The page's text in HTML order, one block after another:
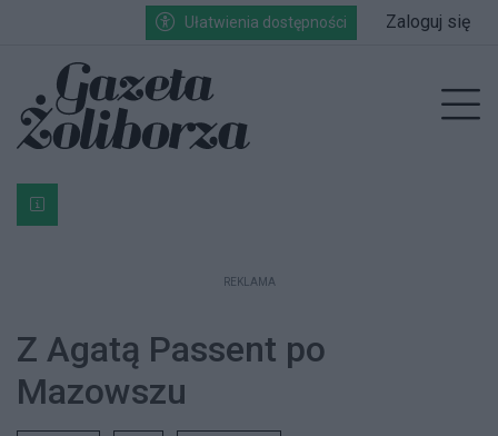
Przejdź do głównych treści
Przejdź do wyszukiwarki
Przejdź do głównego menuUłatwienia dostępności Zaloguj się
Bardzo ważna informacja dla podatników posiadających
REKLAMA
Z Agatą Passent po
Mazowszu